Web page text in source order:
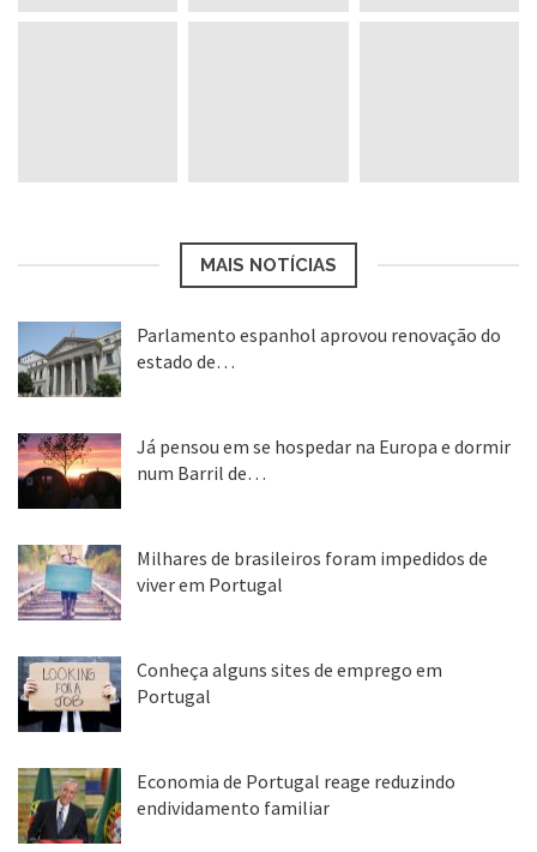
MAIS NOTÍCIAS
Parlamento espanhol aprovou renovação do
estado de…
Já pensou em se hospedar na Europa e dormir
num Barril de…
Milhares de brasileiros foram impedidos de
viver em Portugal
Conheça alguns sites de emprego em
Portugal
Economia de Portugal reage reduzindo
endividamento familiar